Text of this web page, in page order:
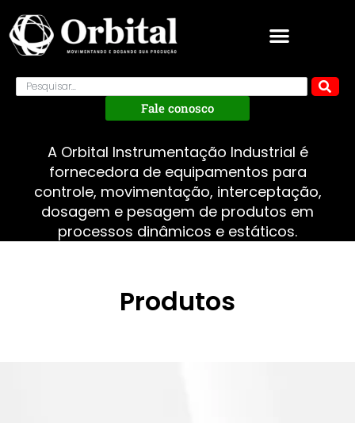
Fale conosco
A Orbital Instrumentação Industrial é
fornecedora de equipamentos para
controle, movimentação, interceptação,
dosagem e pesagem de produtos em
processos dinâmicos e estáticos.
Produtos